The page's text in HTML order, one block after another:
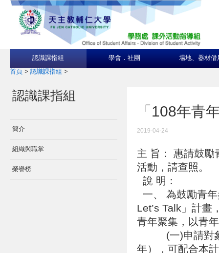
認識課指組 學會．社團 場地、器材借
首頁 > 認識課指組 >
認識課指組
簡介
組織與職掌
榮譽榜
「108年青
2019-04-24
主 旨： 惠請鼓勵
活動，請查照。
說 明：
一、 為鼓勵青
Let’s Talk」計畫
青年聚集，以青
(一)申請對象
年），可配合本